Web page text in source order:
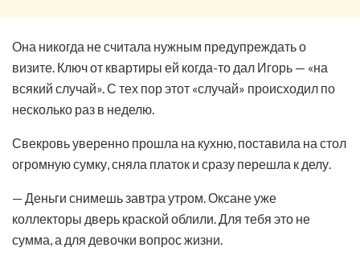
Она никогда не считала нужным предупреждать о
визите. Ключ от квартиры ей когда-то дал Игорь — «на
всякий случай». С тех пор этот «случай» происходил по
несколько раз в неделю.
Свекровь уверенно прошла на кухню, поставила на стол
огромную сумку, сняла платок и сразу перешла к делу.
— Деньги снимешь завтра утром. Оксане уже
коллекторы дверь краской облили. Для тебя это не
сумма, а для девочки вопрос жизни.